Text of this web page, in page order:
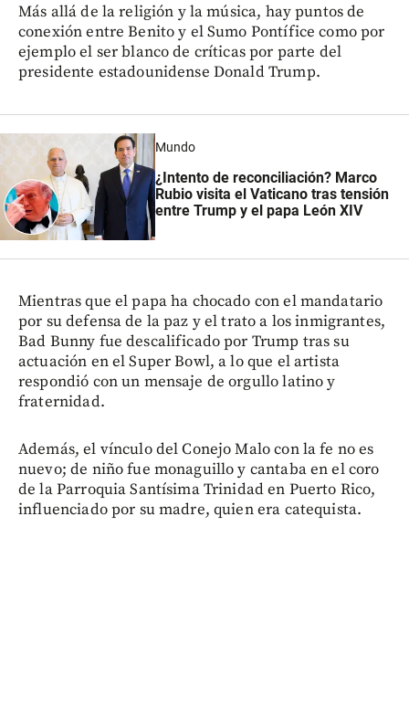
Más allá de la religión y la música, hay puntos de
conexión entre Benito y el Sumo Pontífice como por
ejemplo el ser blanco de críticas por parte del
presidente estadounidense Donald Trump.
Mundo
¿Intento de reconciliación? Marco
Rubio visita el Vaticano tras tensión
entre Trump y el papa León XIV
Mientras que el papa ha chocado con el mandatario
por su defensa de la paz y el trato a los inmigrantes,
Bad Bunny fue descalificado por Trump tras su
actuación en el Super Bowl, a lo que el artista
respondió con un mensaje de orgullo latino y
fraternidad.
Además, el vínculo del Conejo Malo con la fe no es
nuevo; de niño fue monaguillo y cantaba en el coro
de la Parroquia Santísima Trinidad en Puerto Rico,
influenciado por su madre, quien era catequista.